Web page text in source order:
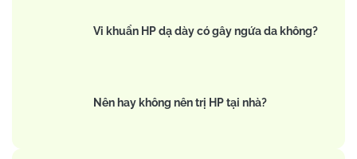
Vi khuẩn HP dạ dày có gây ngứa da không?
Nên hay không nên trị HP tại nhà?